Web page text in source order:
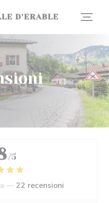
D'ERABLE
/5
—22 recensioni